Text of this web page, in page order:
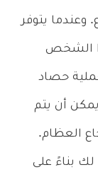
وعندما يتوفر
الشخص
حصاد
أن يتم
العظام.
لك بناءً على